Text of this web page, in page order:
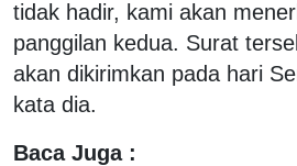
tidak hadir, kami akan
panggilan kedua. Surat
akan dikirimkan pada hari
kata dia.
Baca Juga :